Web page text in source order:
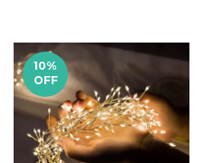
10%
OFF